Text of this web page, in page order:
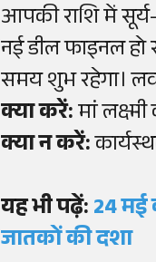
आपकी राशि में
नई डील फाइनल
समय शुभ रहेगा।
क्या करें:मां
क्या न करें:
यह भी पढ़ें:24
जातकों की दशा